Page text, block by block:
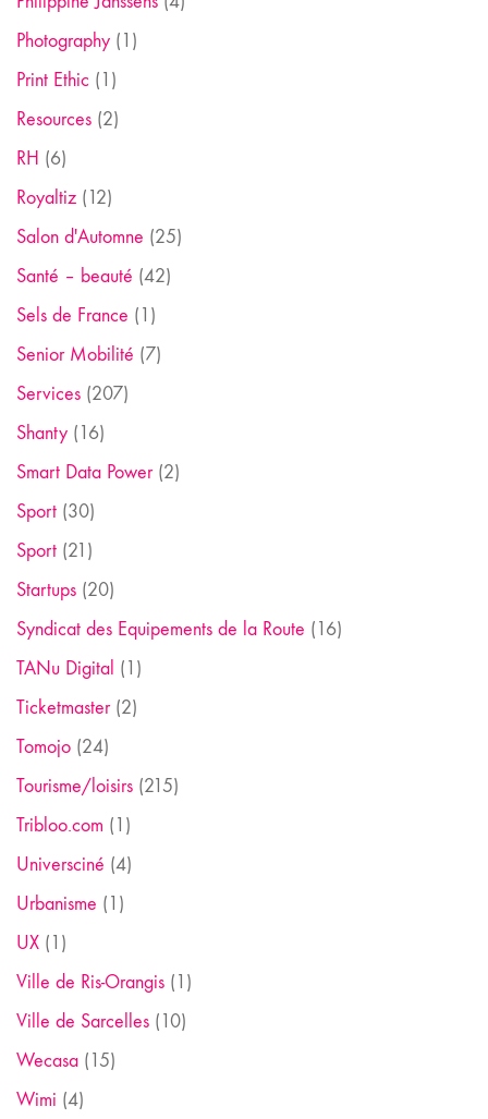
Photography (1)
Print Ethic (1)
Resources (2)
RH (6)
Royaltiz (12)
Salon d'Automne (25)
Santé – beauté (42)
Sels de France (1)
Senior Mobilité (7)
Services (207)
Shanty (16)
Smart Data Power(2)
Sport (30)
Sport (21)
Startups (20)
Syndicat des Equipements de la Route (16)
TANu Digital (1)
Ticketmaster(2)
Tomojo (24)
Tourisme/loisirs (215)
Tribloo.com (1)
Universciné (4)
Urbanisme (1)
UX (1)
Ville de Ris-Orangis (1)
Ville de Sarcelles (10)
Wecasa (15)
Wimi (4)